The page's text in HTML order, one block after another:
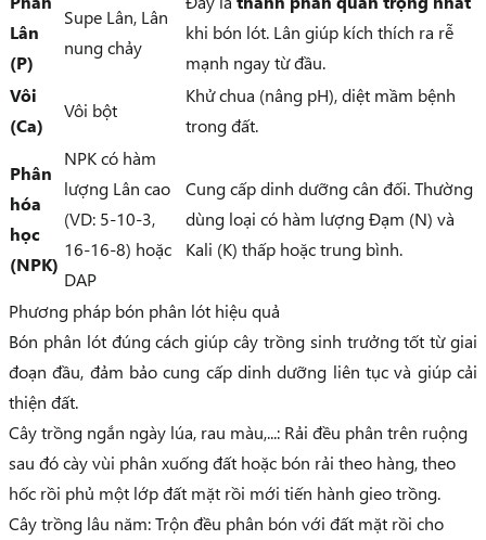
Lân
(P)
Supe Lân, Lân
nung chảy
khi bón lót. Lân giúp kích thích ra rễ
mạnh ngay từ đầu.
Vôi
(Ca)
Vôi bột
Khử chua (nâng pH), diệt mầm bệnh
trong đất.
Phân
hóa
học
(NPK)
NPK có hàm
lượng Lân cao
(VD: 5-10-3,
16-16-8) hoặc
DAP
Cung cấp dinh dưỡng cân đối. Thường
dùng loại có hàm lượng Đạm (N) và
Kali (K) thấp hoặc trung bình.
Phương pháp bón phân lót hiệu quả
Bón phân lót đúng cách giúp cây trồng sinh trưởng tốt từ giai
đoạn đầu, đảm bảo cung cấp dinh dưỡng liên tục và giúp cải
thiện đất.
Cây trồng ngắn ngày lúa, rau màu,...: Rải đều phân trên ruộng
sau đó cày vùi phân xuống đất hoặc bón rải theo hàng, theo
hốc rồi phủ một lớp đất mặt rồi mới tiến hành gieo trồng.
Cây trồng lâu năm:Trộn đều phân bón với đất mặt rồi cho